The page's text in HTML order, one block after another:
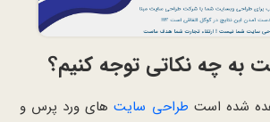
به چه نکاتی توجه کنیم؟
شده است طراحی سایتهای ورد پرس و